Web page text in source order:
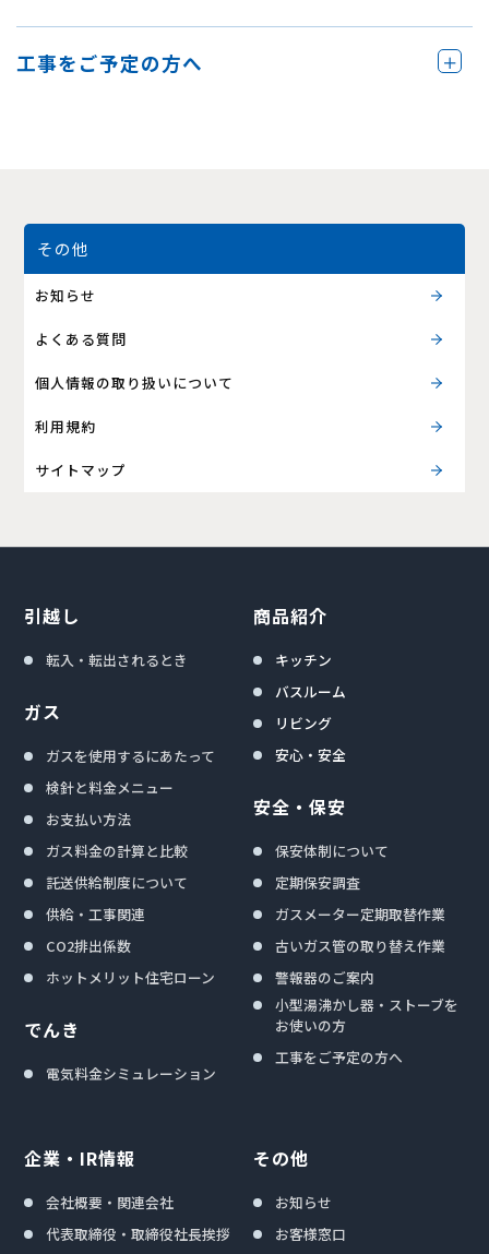
その他
お知らせ
よくある質問
個人情報の取り扱いについて
利用規約
サイトマップ
工事をご予定の方へ
引越し
転入・転出されるとき
ガス
ガスを使用するにあたって
検針と料金メニュー
お支払い方法
ガス料金の計算と比較
託送供給制度について
供給・工事関連
CO2排出係数
ホットメリット住宅ローン
でんき
電気料金シミュレーション
商品紹介
キッチン
バスルーム
リビング
安心・安全
安全・保安
保安体制について
定期保安調査
ガスメーター定期取替作業
古いガス管の取り替え作業
警報器のご案内
小型湯沸かし器・ストーブを
お使いの方
工事をご予定の方へ
企業・IR情報
会社概要・関連会社
代表取締役・取締役社長挨拶
その他
お知らせ
お客様窓口